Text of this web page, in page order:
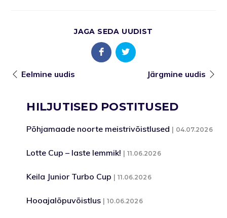
JAGA SEDA UUDIST
Eelmine uudis Järgmine uudis
HILJUTISED POSTITUSED
Põhjamaade noorte meistrivõistlused 04.07.2026
Lotte Cup – laste lemmik! 11.06.2026
Keila Junior Turbo Cup 11.06.2026
Hooajalõpuvõistlus 10.06.2026